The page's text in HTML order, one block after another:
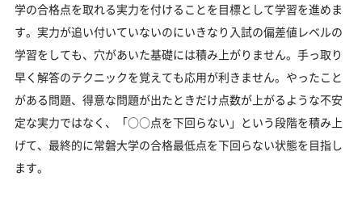
学の合格点を取れる実力を付けることを目標として学習を進めま
す。実力が追い付いていないのにいきなり入試の偏差値レベルの
学習をしても、穴があいた基礎には積み上がりません。手っ取り
早く解答のテクニックを覚えても応用が利きません。やったこと
がある問題、得意な問題が出たときだけ点数が上がるような不安
定な実力ではなく、「○○点を下回らない」という段階を積み上
げて、最終的に常磐大学の合格最低点を下回らない状態を目指し
ます。